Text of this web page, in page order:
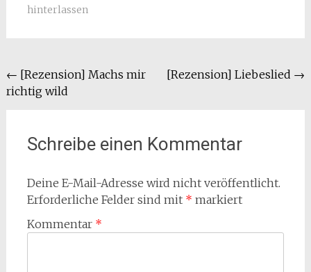
hinterlassen
Beitragsnavigation
← [Rezension] Machs mir
richtig wild
[Rezension] Liebeslied →
Schreibe einen Kommentar
Deine E-Mail-Adresse wird nicht veröffentlicht.
Erforderliche Felder sind mit * markiert
Kommentar *